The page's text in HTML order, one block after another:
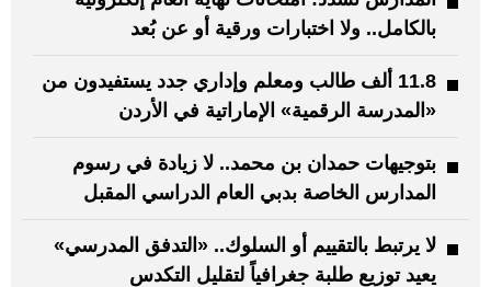
بالكامل.. ولا اختبارات ورقية أو عن بُعد
11.8 ألف طالب ومعلم وإداري جدد يستفيدون من
«المدرسة الرقمية» الإماراتية في الأردن
بتوجيهات حمدان بن محمد.. لا زيادة في رسوم
المدارس الخاصة بدبي العام الدراسي المقبل
لا يرتبط بالتقييم أو السلوك.. «التدفق المدرسي»
يعيد توزيع طلبة جغرافياً لتقليل التكدس